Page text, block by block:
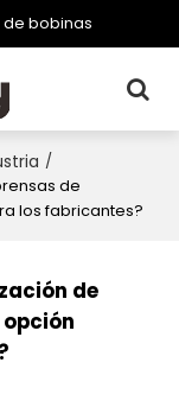
bobinas
/
de
los fabricantes?
de